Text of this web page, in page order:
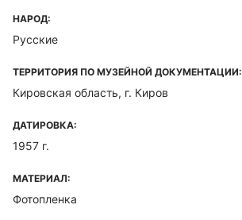
НАРОД:
Русские
ТЕРРИТОРИЯ ПО МУЗЕЙНОЙ ДОКУМЕНТАЦИИ:
Кировская область, г. Киров
ДАТИРОВКА:
1957 г.
МАТЕРИАЛ:
Фотопленка